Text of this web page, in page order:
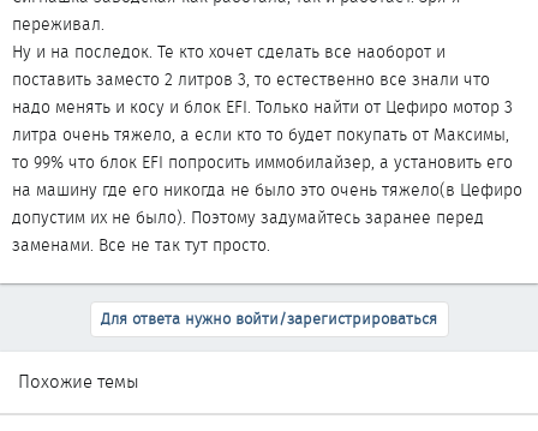
переживал.
Ну и на последок. Те кто хочет сделать все наоборот и
поставить заместо 2 литров 3, то естественно все знали что
надо менять и косу и блок EFI. Только найти от Цефиро мотор 3
литра очень тяжело, а если кто то будет покупать от Максимы,
то 99% что блок EFI попросить иммобилайзер, а установить его
на машину где его никогда не было это очень тяжело(в Цефиро
допустим их не было). Поэтому задумайтесь заранее перед
заменами. Все не так тут просто.
Для ответа нужно войти/зарегистрироваться
Похожие темы